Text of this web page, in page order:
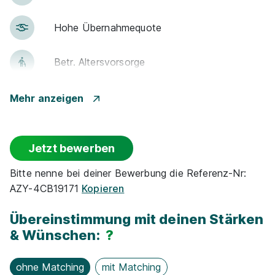
Ausbildung Bankkaufmann (w|m|d)
(01.08.2027) TARGOBANK
01.08.2027
45127 Essen
Video
Hohe Über­nah­me­quote
Betr. Alters­vor­sorge
Gute An­bin­dung
Rabatte
Ge­sund­heits­maß­nah­men
Fit­ness­stu­dio
Mehr anzeigen
Jetzt bewerben
Bitte nenne bei deiner Bewerbung die Referenz-Nr:
AZY-4CB19171 Kopieren
Übereinstimmung mit deinen Stärken
& Wünschen: ?
ohne Matching mit Matching